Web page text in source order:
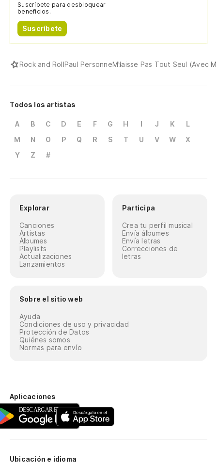
Suscríbete para desbloquear
beneficios.
Suscríbete
Rock and RollPaul PersonneM'laisse Pas Tout Seul (Avec
Todos los artistas
A B C D E F G H I J K
L
M
N O P Q R S T U V W
X
Y
Z #
Explorar
Canciones
Artistas
Álbumes
Playlists
Actualizaciones
Lanzamientos
Participa
Crea tu perfil musical
Envía álbumes
Envía letras
Correcciones de
letras
Sobre el sitio web
Ayuda
Condiciones de uso y privacidad
Protección de Datos
Quiénes somos
Normas para envío
Aplicaciones
Ubicación e idioma